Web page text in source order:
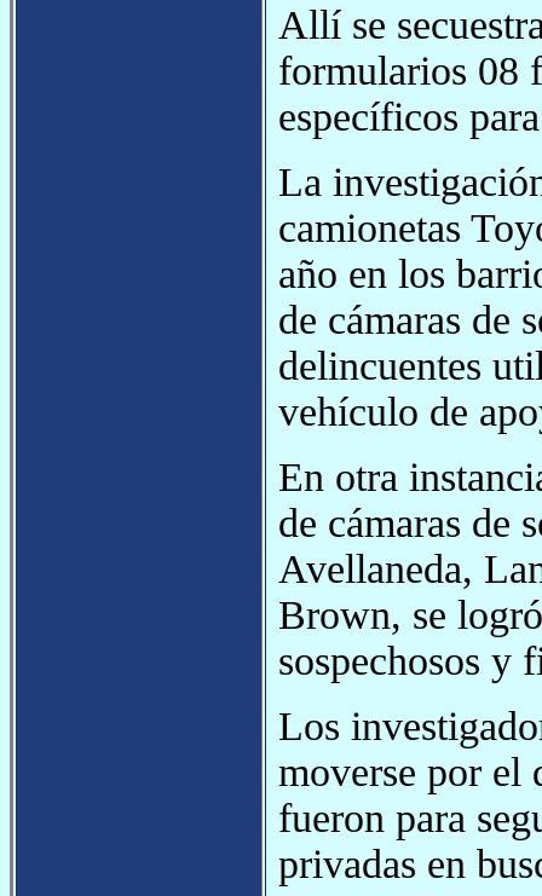
Allí se
formularios 08
específicos
La
camionetas
año en los
de cámaras de
delincuentes
vehículo de
En otra
de cámaras de
Avellaneda,
Brown, se
sospechosos y
Los
moverse por
fueron para
privadas en